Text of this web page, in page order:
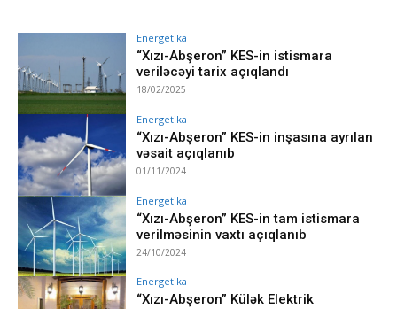
Energetika
“Xızı-Abşeron” KES-in istismara
veriləcəyi tarix açıqlandı
18/02/2025
Energetika
“Xızı-Abşeron” KES-in inşasına ayrılan
vəsait açıqlanıb
01/11/2024
Energetika
“Xızı-Abşeron” KES-in tam istismara
verilməsinin vaxtı açıqlanıb
24/10/2024
Energetika
“Xızı-Abşeron” Külək Elektrik